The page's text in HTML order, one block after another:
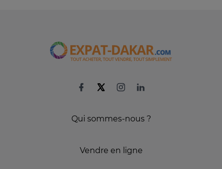
Qui sommes-nous ?
Vendre en ligne